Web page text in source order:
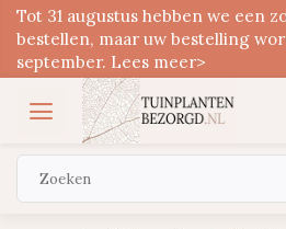
Tot 31 augustus hebben we een
bestellen, maar uw bestelling
september. Lees meer>